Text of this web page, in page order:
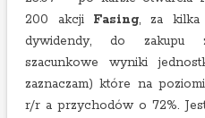
200 akcji Fasing, za kilka
dywidendy, do zakupu
szacunkowe wyniki
zaznaczam) które na
r/r a przychodów o 72%.